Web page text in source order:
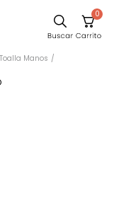
0
Toalla Manos